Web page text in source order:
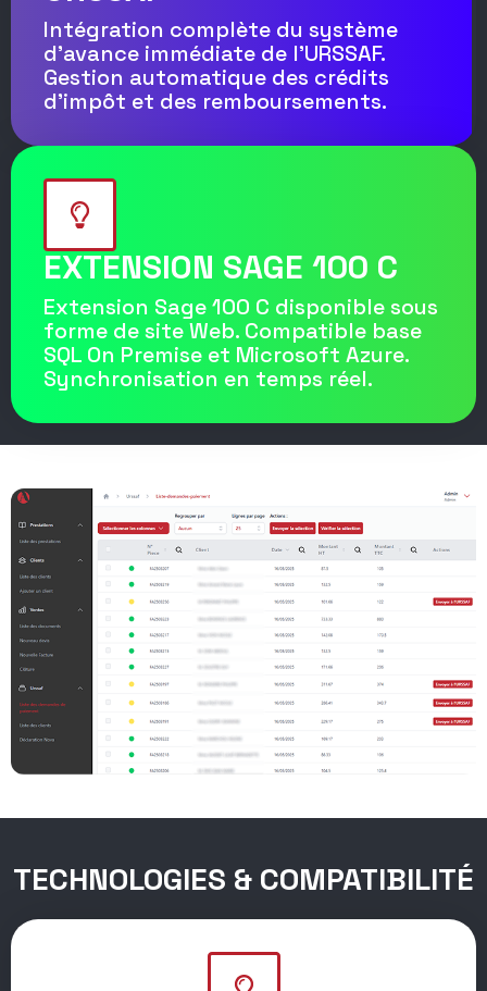
Intégration complète du système
d'avance immédiate de l'URSSAF.
Gestion automatique des crédits
d'impôt et des remboursements.
EXTENSION SAGE 100 C
Extension Sage 100 C disponible sous
forme de site Web. Compatible base
SQL On Premise et Microsoft Azure.
Synchronisation en temps réel.
TECHNOLOGIES & COMPATIBILITÉ